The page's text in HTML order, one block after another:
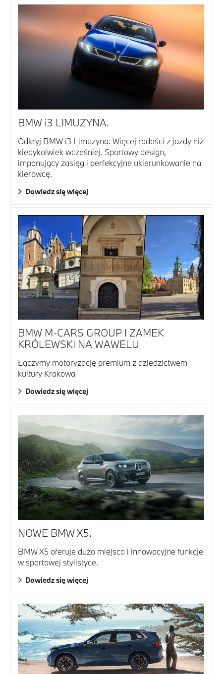
BMW i3 LIMUZYNA.
Odkryj BMW i3 Limuzyna. Więcej radości z jazdy niż
kiedykolwiek wcześniej. Sportowy design,
imponujący zasięg i perfekcyjne ukierunkowanie na
kierowcę.
Dowiedz się więcej
BMW M-CARS GROUP I ZAMEK
KRÓLEWSKI NA WAWELU
Łączymy motoryzację premium z dziedzictwem
kultury Krakowa
Dowiedz się więcej
NOWE BMW X5.
BMW X5 oferuje dużo miejsca i innowacyjne funkcje
w sportowej stylistyce.
Dowiedz się więcej